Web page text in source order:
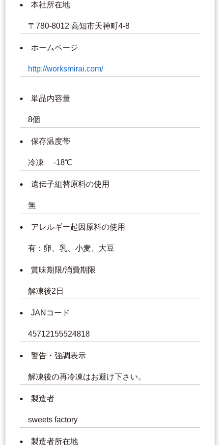
本社所在地
〒780-8012 高知市天神町4-8
ホームページ
http://worksmirai.com/
単品内容量
8個
保存温度帯
冷凍 -18℃
遺伝子組替原料の使用
無
アレルギー起因原料の使用
有：卵、乳、小麦、大豆
賞味期限/消費期限
解凍後2日
JANコード
45712155524818
警告・強調表示
解凍後の再冷凍はお避け下さい。
製造者
sweets factory
製造者所在地